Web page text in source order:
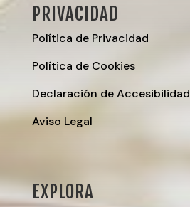
PRIVACIDAD
Política de Privacidad
Política de Cookies
Declaración de Accesibilidad
Aviso Legal
EXPLORA